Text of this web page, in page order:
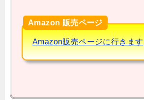
Amazon 販売ページ
Amazon販売ページに行きます